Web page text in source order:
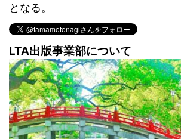
となる。
LTA出版事業部について